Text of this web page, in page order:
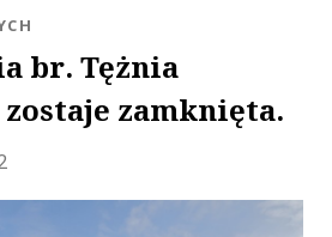
br. Tężnia
zamknięta.
Zaktualizowano 2025-11-14 12:29:20